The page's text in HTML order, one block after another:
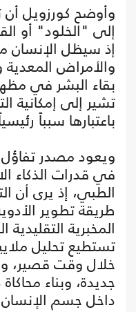
وأوضح كورزويل
إلى "الخلود" أو
إذ سيظل الإنسان
والأمراض المعدية
بقاء البشر في
تشير إلى إمكانية
باعتبارها سبباً
ويعود مصدر تفاؤل
في قدرات الذكاء
الطبي، إذ يرى أن
طريقة تطوير
المخبرية
تستطيع تحليل
خلال وقت قصير،
جديدة، وبناء
داخل جسم